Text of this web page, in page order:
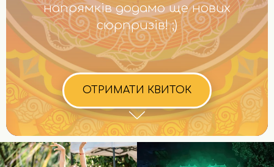
напрямків додамо ще нових
сюрпризів! ;)
ОТРИМАТИ КВИТОК